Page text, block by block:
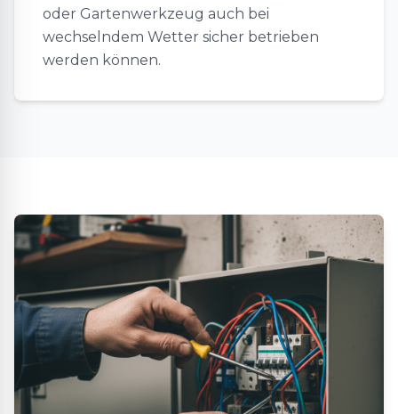
oder Gartenwerkzeug auch bei
wechselndem Wetter sicher betrieben
werden können.